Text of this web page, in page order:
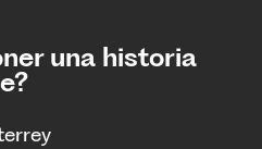
una historia